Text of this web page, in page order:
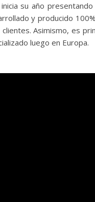
su año
y producido
Asimismo, es
luego en Europa.